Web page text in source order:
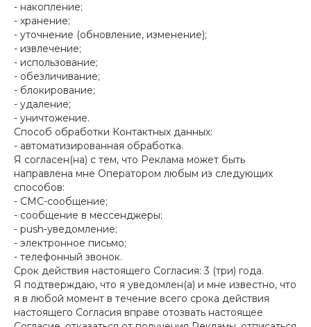
- накопление;
- хранение;
- уточнение (обновление, изменение);
- извлечение;
- использование;
- обезличивание;
- блокирование;
- удаление;
- уничтожение.
Способ обработки Контактных данных:
- автоматизированная обработка.
Я согласен(на) с тем, что Реклама может быть
направлена мне Оператором любым из следующих
способов:
- СМС-сообщение;
- сообщение в мессенджеры;
- push-уведомление;
- электронное письмо;
- телефонный звонок.
Срок действия настоящего Согласия: 3 (три) года.
Я подтверждаю, что я уведомлен(а) и мне известно, что
я в любой момент в течение всего срока действия
настоящего Согласия вправе отозвать настоящее